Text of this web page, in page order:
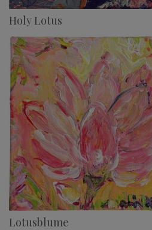
Holy Lotus
Lotusblume